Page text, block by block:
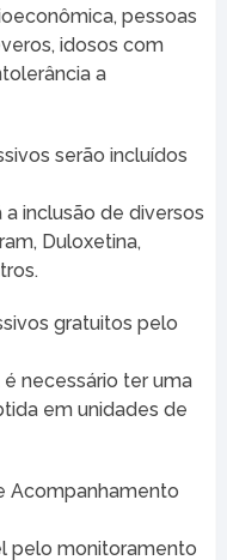
pessoas
idosos com
a
serão incluídos
inclusão de diversos
Duloxetina,
gratuitos pelo
necessário ter uma
em unidades de
Acompanhamento
pelo monitoramento